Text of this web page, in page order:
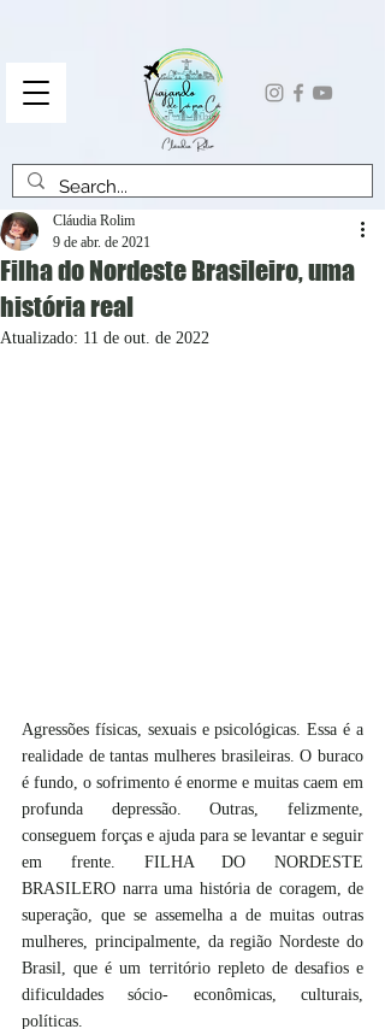
Filha do Nordeste Brasileiro, uma
história real
Cláudia Rolim
9 de abr. de 2021
Atualizado: 11 de out. de 2022
Agressões físicas, sexuais e psicológicas. Essa é a
realidade de tantas mulheres brasileiras. O buraco
é fundo, o sofrimento é enorme e muitas caem em
profunda depressão. Outras, felizmente,
conseguem forças e ajuda para se levantar e seguir
em frente. FILHA DO NORDESTE
BRASILERO narra uma história de coragem, de
superação, que se assemelha a de muitas outras
mulheres, principalmente, da região Nordeste do
Brasil, que é um território repleto de desafios e
dificuldades sócio- econômicas, culturais,
políticas.